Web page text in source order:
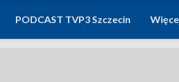
PODCAST TVP3 Szczecin